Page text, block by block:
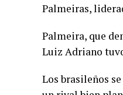
Palmeiras,
Palmeira, que
Luiz Adriano
Los brasileños